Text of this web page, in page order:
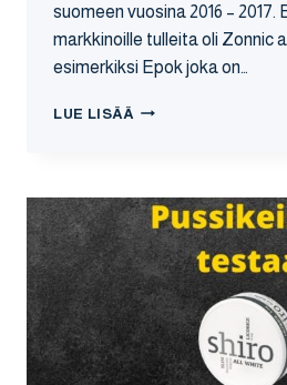
suomeen vuosina 2016 – 2017.
markkinoille tulleita oli Zonnic
esimerkiksi Epok joka on…
LUE LISÄÄ
TILAAMINEN
NETISTÄ
KANNATTAA